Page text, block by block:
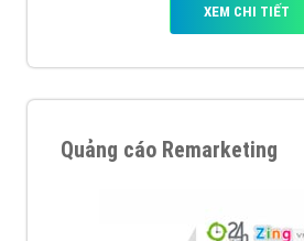
XEM CHI TIẾT
Quảng cáo Remarketing